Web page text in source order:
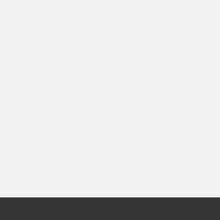
правильне